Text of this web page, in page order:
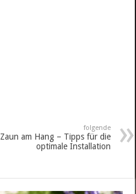
folgende
Zaun am Hang – Tipps für die
optimale Installation